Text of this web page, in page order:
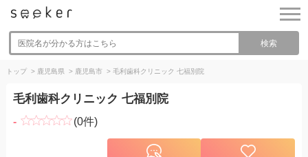
検索
トップ > 鹿児島県 > 鹿児島市 > 毛利歯科クリニック 七福別院
毛利歯科クリニック 七福別院
- (0件)